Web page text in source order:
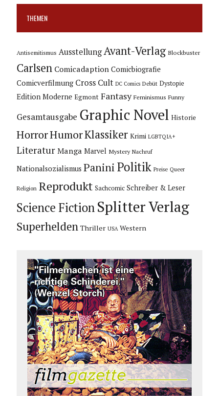
THEMEN
Antisemitismus Ausstellung Avant-Verlag Blockbuster
Carlsen Comicadaption Comicbiografie
Comicverfilmung Cross Cult DC Comics Debüt Dystopie
Edition Moderne Egmont Fantasy Feminismus Funny
Gesamtausgabe Graphic Novel Historie
HorrorHumorKlassiker Krimi LGBTQIA+
Literatur Manga Marvel Mystery Nachruf
Nationalsozialismus Panini Politik Preise Queer
Religion Reprodukt Sachcomic Schreiber & Leser
Science Fiction Splitter Verlag
Superhelden Thriller USA Western